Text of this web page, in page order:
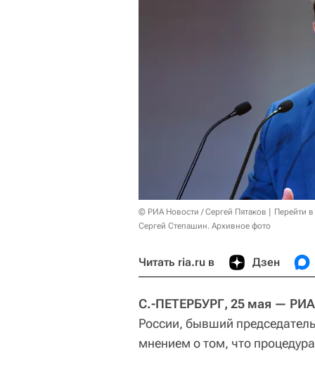
© РИА Новости / Сергей Пятаков
Перейти
Сергей Степашин. Архивное фото
Читать ria.ru в Дзен
С.-ПЕТЕРБУРГ, 25 мая —
России, бывший
мнением о том, что